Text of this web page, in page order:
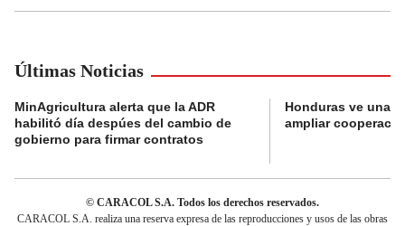
Últimas Noticias
MinAgricultura alerta que la ADR
habilitó día despúes del cambio de
gobierno para firmar contratos
Honduras ve una
ampliar
© CARACOL S.A. Todos los derechos reservados.
CARACOL S.A. realiza una reserva expresa de las reproducciones y usos de las obras